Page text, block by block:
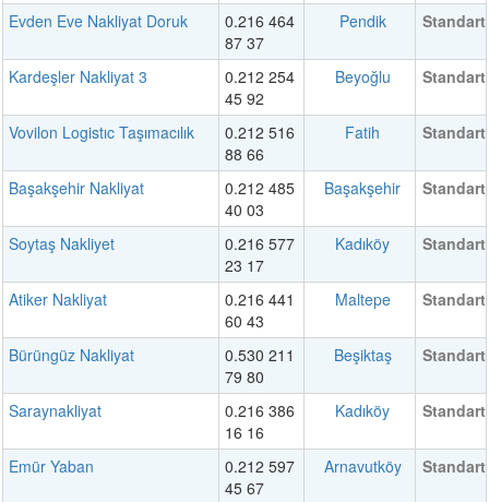
Evden Eve Nakliyat Doruk
0.216 464
87 37
Pendik Standart
Kardeşler Nakliyat 3
0.212 254
45 92
Beyoğlu Standart
Vovilon Logistıc Taşımacılık
0.212 516
88 66
Fatih Standart
Başakşehir Nakliyat
0.212 485
40 03
Başakşehir Standart
Soytaş Nakliyet
0.216 577
23 17
Kadıköy Standart
Atiker Nakliyat
0.216 441
60 43
Maltepe Standart
Bürüngüz Nakliyat
0.530 211
79 80
Beşiktaş Standart
Saraynakliyat
0.216 386
16 16
Kadıköy Standart
Emür Yaban
0.212 597
45 67
Arnavutköy Standart